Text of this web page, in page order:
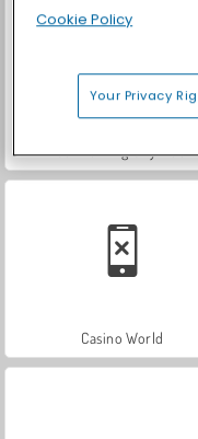
Car Parking City Duel
Casino World
Cookie Policy
Your Privacy